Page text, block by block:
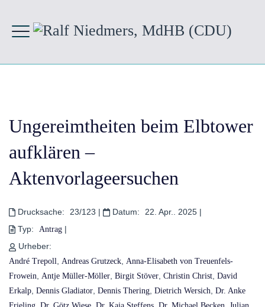
Ungereimtheiten beim Elbtower
aufklären –
Aktenvorlageersuchen
Drucksache: 23/123 | Datum: 22. Apr.. 2025 |
Typ:
Antrag |
Urheber:
André Trepoll, Andreas Grutzeck, Anna-Elisabeth von Treuenfels-
Frowein, Antje Müller-Möller, Birgit Stöver, Christin Christ, David
Erkalp, Dennis Gladiator, Dennis Thering, Dietrich Wersich, Dr. Anke